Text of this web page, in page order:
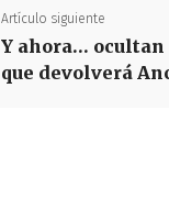
Artículo siguiente
Y ahora…
que devolverá